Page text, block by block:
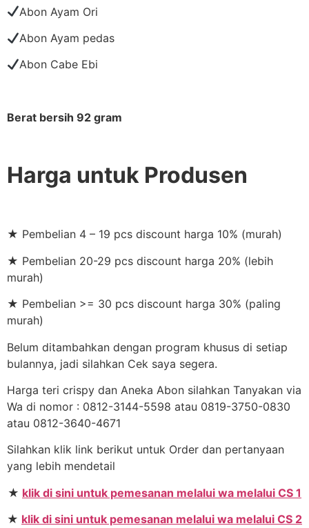
Abon Ayam Ori
Abon Ayam pedas
Abon Cabe Ebi
Berat bersih 92 gram
Harga untuk Produsen
★ Pembelian 4 – 19 pcs discount harga 10% (murah)
★ Pembelian 20-29 pcs discount harga 20% (lebih
murah)
★ Pembelian >= 30 pcs discount harga 30% (paling
murah)
Belum ditambahkan dengan program khusus di setiap
bulannya, jadi silahkan Cek saya segera.
Harga teri crispy dan Aneka Abon silahkan Tanyakan via
Wa di nomor : 0812-3144-5598 atau 0819-3750-0830
atau 0812-3640-4671
Silahkan klik link berikut untuk Order dan pertanyaan
yang lebih mendetail
★ klik di sini untuk pemesanan melalui wa melalui CS 1
★ klik di sini untuk pemesanan melalui wa melalui CS 2